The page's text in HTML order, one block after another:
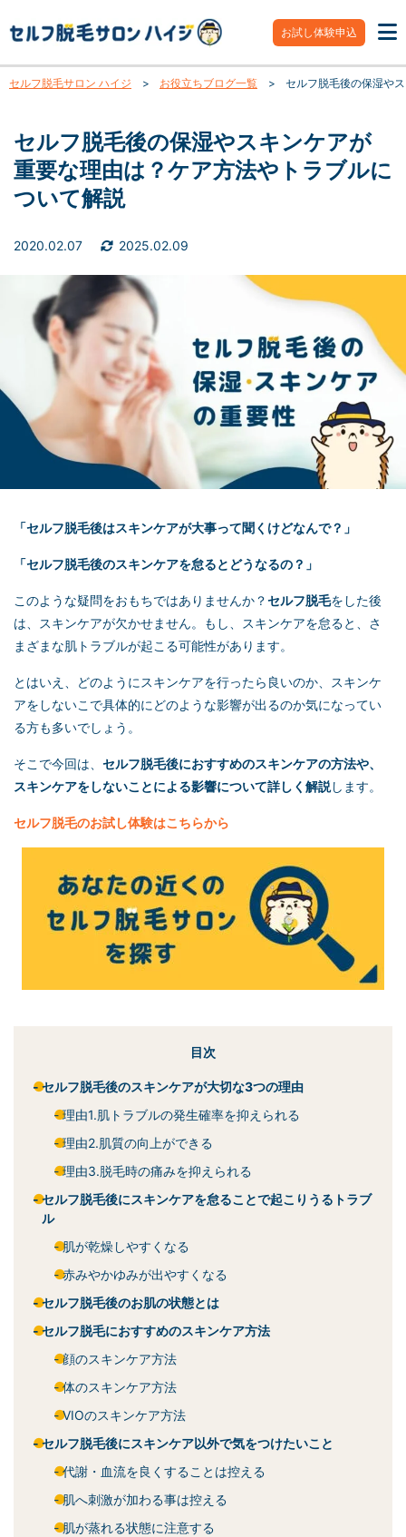
お試し体験申込
セルフ脱毛サロン ハイジ > お役立ちブログ一覧 > セルフ脱毛後の保湿や
セルフ脱毛後の保湿やスキンケアが
重要な理由は？ケア方法やトラブルに
ついて解説
2020.02.07 2025.02.09
「セルフ脱毛後はスキンケアが大事って聞くけどなんで？」
「セルフ脱毛後のスキンケアを怠るとどうなるの？」
このような疑問をおもちではありませんか？セルフ脱毛をした後
は、スキンケアが欠かせません。もし、スキンケアを怠ると、さ
まざまな肌トラブルが起こる可能性があります。
とはいえ、どのようにスキンケアを行ったら良いのか、スキンケ
アをしないこで具体的にどのような影響が出るのか気になってい
る方も多いでしょう。
そこで今回は、 セルフ脱毛後におすすめのスキンケアの方法や、
スキンケアをしないことによる影響について詳しく解説します。
セルフ脱毛のお試し体験はこちらから
目次
セルフ脱毛後のスキンケアが大切な3つの理由
理由1.肌トラブルの発生確率を抑えられる
理由2.肌質の向上ができる
理由3.脱毛時の痛みを抑えられる
セルフ脱毛後にスキンケアを怠ることで起こりうるトラブ
ル
肌が乾燥しやすくなる
赤みやかゆみが出やすくなる
セルフ脱毛後のお肌の状態とは
セルフ脱毛におすすめのスキンケア方法
顔のスキンケア方法
体のスキンケア方法
VIOのスキンケア方法
セルフ脱毛後にスキンケア以外で気をつけたいこと
代謝・血流を良くすることは控える
肌へ刺激が加わる事は控える
肌が蒸れる状態に注意する